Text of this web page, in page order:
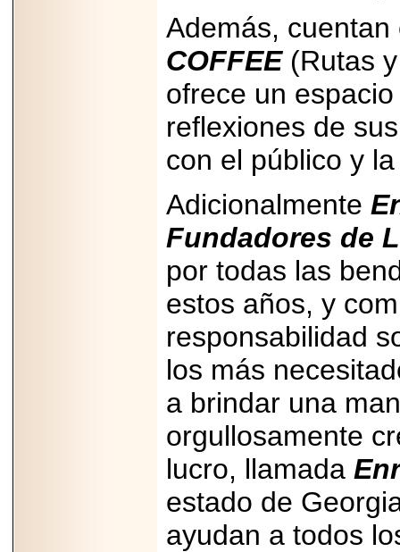
Además,
COFFEE (Rutas
ofrece un
reflexiones de
con el público y
Adicionalmente
Fundadores de
por todas las
estos años, y
responsabilidad
los más
a brindar una
orgullosamente
lucro, llamada
estado de
ayudan a todos